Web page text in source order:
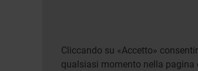
Cliccando su «Accetto»
qualsiasi momento nella pagina